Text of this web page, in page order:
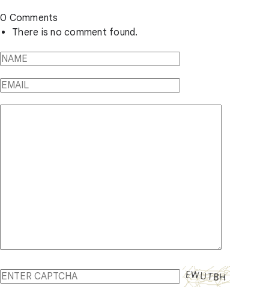
0 Comments
There is no comment found.